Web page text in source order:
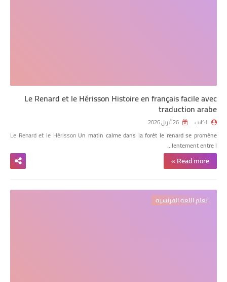
Le Renard et le Hérisson Histoire en français facile avec
traduction arabe
الكاتب
Le Renard et le Hérisson Un matin calme dans la forêt le renard se promène
lentement entre l…
Read more »
تعلم اللغة الفرنسية